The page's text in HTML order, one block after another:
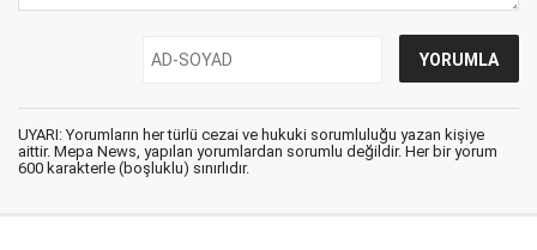
UYARI: Yorumların her türlü cezai ve hukuki sorumluluğu yazan kişiye
aittir. Mepa News, yapılan yorumlardan sorumlu değildir. Her bir yorum
600 karakterle (boşluklu) sınırlıdır.